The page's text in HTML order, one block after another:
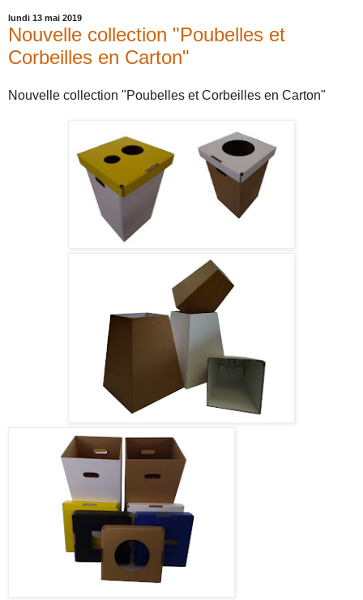
lundi 13 mai 2019
Nouvelle collection "Poubelles et
Corbeilles en Carton"
Nouvelle collection "Poubelles et Corbeilles en Carton"